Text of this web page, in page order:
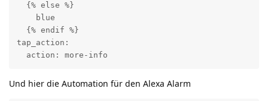
  {% else %}
    blue
  {% endif %}
tap_action:
  action: more-info
Und hier die Automation für den Alexa Alarm